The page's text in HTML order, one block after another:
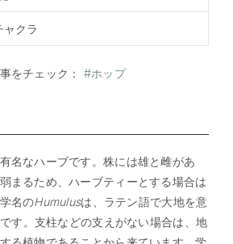
ャクラ
をチェック： #ホップ
名なハーブです。株には雄と雌があ
まるため、ハーブティーとする場合は
名のHumulusは、ラテン語で大地を意
す。支柱などの支えがない場合は、地